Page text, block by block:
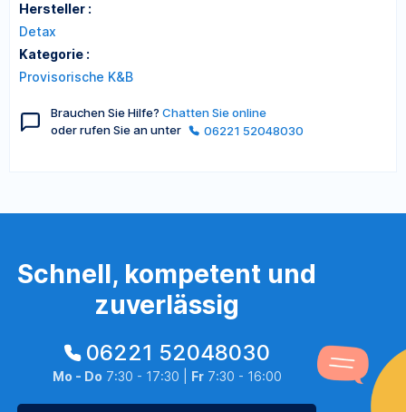
Hersteller :
Detax
Kategorie :
Provisorische K&B
Brauchen Sie Hilfe? Chatten Sie online
oder rufen Sie an unter
06221 52048030
Schnell, kompetent und
zuverlässig
06221 52048030
Mo - Do 7:30 - 17:30 | Fr7:30 - 16:00